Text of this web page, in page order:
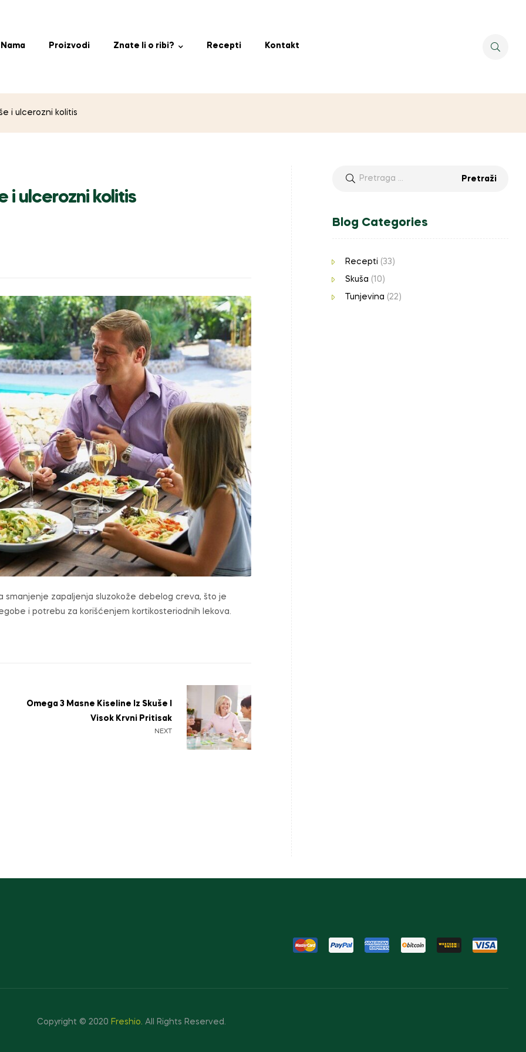
Proizvodi Znate li o ribi? Recepti Kontakt
i ulcerozni kolitis
i ulcerozni kolitis
smanjenje zapaljenja sluzokože debelog creva, što je
i potrebu za korišćenjem kortikosteriodnih lekova.
NEXT
Omega 3 Masne Kiseline Iz Skuše I
Visok Krvni Pritisak
Blog Categories
Recepti (33)
Skuša (10)
Tunjevina (22)
Copyright © 2020 Freshio. All Rights Reserved.